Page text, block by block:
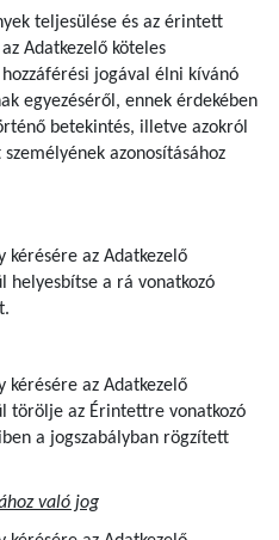
teljesülése és az érintett
Adatkezelő köteles
jogával élni kívánó
egyezéséről, ennek érdekében
betekintés, illetve azokról
azonosításához
az Adatkezelő
helyesbítse a rá vonatkozó
kérésére az Adatkezelő
törölje az Érintettre vonatkozó
a jogszabályban rögzített
való jog